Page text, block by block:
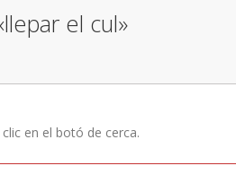
el cul»
en el botó de cerca.